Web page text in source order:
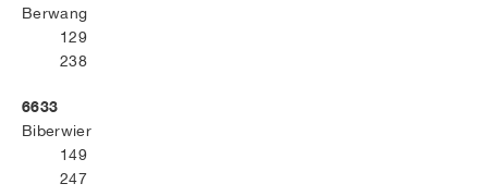
Berwang
129
238
6633
Biberwier
149
247